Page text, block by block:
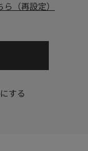
（再設定）
する